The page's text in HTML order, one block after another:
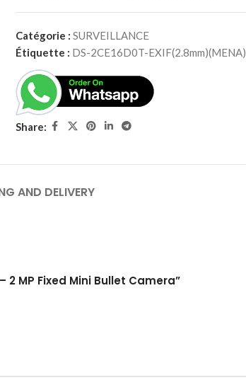
Catégorie : SURVEILLANCE
Étiquette : DS-2CE16D0T-EXIF(2.8mm)(MENA)
Share:
AND DELIVERY
2 MP Fixed Mini Bullet Camera”